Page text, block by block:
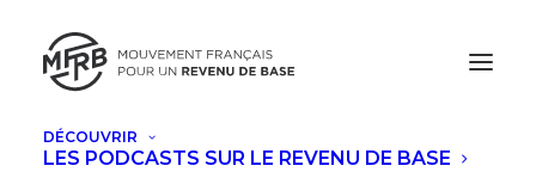
DÉCOUVRIR
LES PODCASTS SUR LE REVENU DE BASE